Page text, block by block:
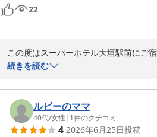
2026-07-24
今回はウェルカムバーのご利用が叶わ
回はぜひ17時からの当館自慢の多種多
アルコールカクテルもお楽しみいた
この度はお忙しい中ご投稿いただきあ
ります。
スーパーホテル大垣駅前
支配人
22
この度はスーパーホテル大垣駅前にご
ございます。
「朝ご飯がとにかく美味しい」「スタ
した」とのお褒めの言葉、大変嬉しく
朝食は一日の活力となる食事として、
続きを読む
ルビーのママ
40代/女性 | 1件のクチコミ
4 2026年6月25日投稿